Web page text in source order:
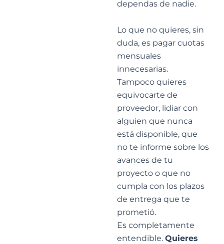
dependas de nadie.
Lo que no quieres, sin
duda, es pagar cuotas
mensuales
innecesarias.
Tampoco quieres
equivocarte de
proveedor, lidiar con
alguien que nunca
está disponible, que
no te informe sobre los
avances de tu
proyecto o que no
cumpla con los plazos
de entrega que te
prometió.
Es completamente
entendible. Quieres